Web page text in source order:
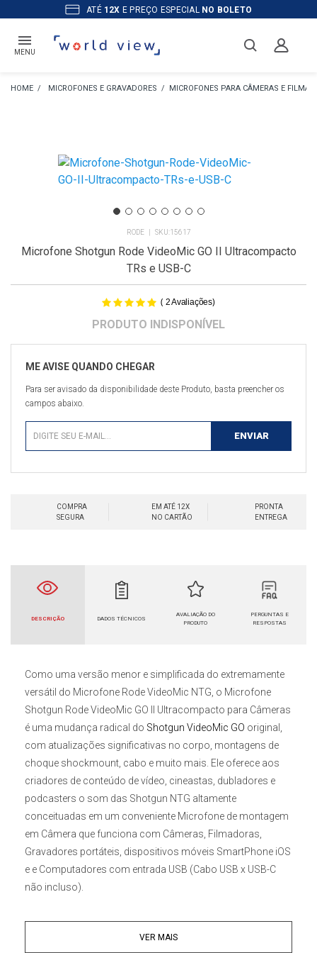
ATÉ 12X E PREÇO ESPECIAL NO BOLETO
MENU
MICROFONES E GRAVADORES MICROFONES PARA CÂMERAS E
RODE 15617
Microfone Shotgun Rode VideoMic GO II Ultracompacto
TRs e USB-C
( 2Avaliações)
Para ser avisado da disponibilidade deste Produto, basta preencher os
campos abaixo.
COMPRA
SEGURA
EM ATÉ 12X
NO CARTÃO
PRONTA
ENTREGA
DESCRIÇÃO DADOS TÉCNICOS
AVALIAÇÃO DO
PRODUTO
PERGUNTAS E
RESPOSTAS
Como uma versão menor e simplificada do extremamente
versátil do Microfone Rode VideoMic NTG, o Microfone
Shotgun Rode VideoMic GO II Ultracompacto para Câmeras
é uma mudança radical do Shotgun VideoMic GO original,
com atualizações significativas no corpo, montagens de
choque shockmount, cabo e muito mais. Ele oferece aos
criadores de conteúdo de vídeo, cineastas, dubladores e
podcasters o som das Shotgun NTG altamente
conceituadas em um conveniente Microfone de montagem
em Câmera que funciona com Câmeras, Filmadoras,
Gravadores portáteis, dispositivos móveis SmartPhone iOS
e e Computadores com entrada USB (Cabo USB x USB-C
não incluso).
Use oUltracompacto Rode VideoMic GO IIcomo um
tradicional para sua Câmeras DSLR
VER MAIS